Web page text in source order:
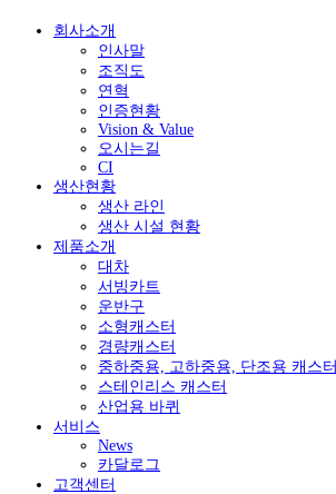
회사소개
인사말
조직도
연혁
인증현황
Vision & Value
오시는길
CI
생산현황
생산 라인
생산 시설 현황
제품소개
대차
서빙카트
운반구
소형캐스터
경량캐스터
중하중용, 고하중용, 단조용 캐스터
스테인리스 캐스터
산업용 바퀴
서비스
News
카달로그
고객센터